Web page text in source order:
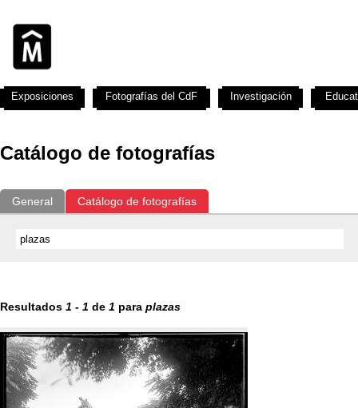
Catálogo de fotografías
General Catálogo de fotografías
Resultados 1 - 1 de 1 para plazas
Exposiciones Fotografías del CdF Investigación